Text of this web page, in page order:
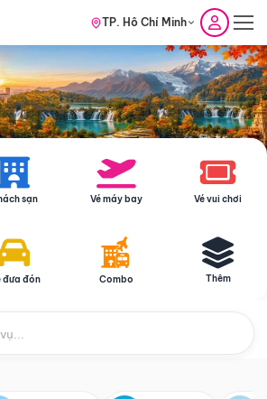
TP. Hồ Chí Minh
sạn Vé máy bay Vé vui chơi
đưa đón Combo Thêm